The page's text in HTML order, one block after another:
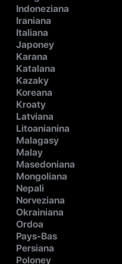
Indoneziana
Iraniana
Italiana
Japoney
Karana
Katalana
Kazaky
Koreana
Kroaty
Latviana
Litoanianina
Malagasy
Malay
Masedoniana
Mongoliana
Nepali
Norveziana
Okrainiana
Ordoa
Pays-Bas
Persiana
Poloney